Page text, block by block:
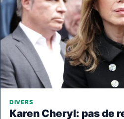
DIVERS
Karen Cheryl: pas de